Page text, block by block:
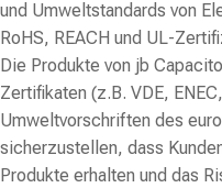
und Umweltstandards von
RoHS, REACH und UL-
Die Produkte von jb
Zertifikaten (z.B. VDE,
Umweltvorschriften des
sicherzustellen, dass
Produkte erhalten und das